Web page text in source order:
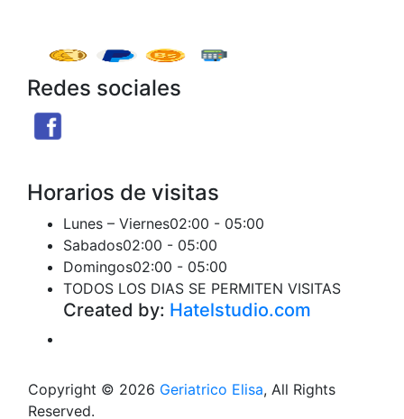
Redes sociales
Horarios de visitas
Lunes – Viernes02:00 - 05:00
Sabados02:00 - 05:00
Domingos02:00 - 05:00
TODOS LOS DIAS SE PERMITEN VISITAS
Created by: Hatelstudio.com
Copyright © 2026 Geriatrico Elisa, All Rights
Reserved.